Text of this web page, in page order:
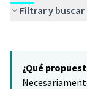
Filtrar y buscar
−
¿Qué